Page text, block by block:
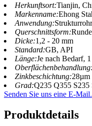
Herkunftsort:Tianjin,
Markenname:Ehong
Anwendung:Strukturrohr
Querschnittsform:
Dicke:1,2 - 20 mm
Standard:GB, API
Länge:Je nach Bedarf,
Oberflächenbehandlung:
Zinkbeschichtung:28µm
Grad:Q235 Q355 S235
Senden Sie uns eine E-Mail.
Produktdetails